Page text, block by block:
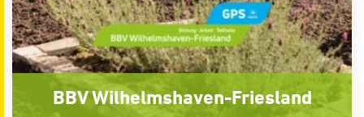
BBV Wilhelmshaven-Friesland